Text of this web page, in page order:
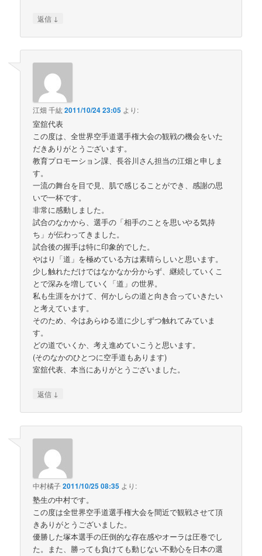
返信 ↓
江畑 千紘2011/10/24 23:05 より:
室舘代表
この度は、全世界空手道選手権大会の観戦の機会をいた
だきありがとうございます。
教育プロモーション課、長谷川さん担当の江畑と申しま
す。
一流の舞台を目で見、肌で感じることができ、感謝の思
いで一杯です。
非常に感動しました。
試合のなかから、選手の「相手のことを思いやる気持
ち」が伝わってきました。
試合後の握手は特に印象的でした。
やはり「道」を極めている方は素晴らしいと思います。
少し触れただけではなかなか分からず、継続していくこ
とで深みを増していく「道」の世界。
私も生涯をかけて、何かしらの道と向き合っていきたい
と考えています。
そのため、今はあらゆる道に少しずつ触れてみていま
す。
どの道でいくか、考え進めていこうと思います。
(そのなかのひとつに空手道もあります)
室舘代表、本当にありがとうございました。
返信 ↓
中村橘子2011/10/25 08:35 より:
塾生の中村です。
この度は全世界空手道選手権大会を間近で観戦させて頂
きありがとうございました。
優勝した塚本選手の圧倒的な存在感やオーラは圧巻でし
た。また、勝っても負けても動じない不動心を日本の選